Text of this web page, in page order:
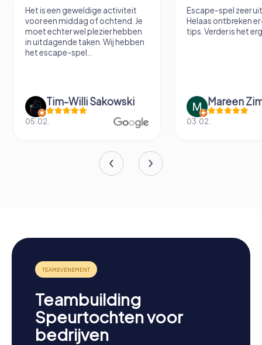
Het is een geweldige activiteit
voor een middag of ochtend. Je
moet echter wel plezier hebben
in uitdagende taken. Wij hebben
het escape-spel...
Tim-Willi Sakowski
05.02.
Escape-spel zeer
Helaas ontbreken er
tips. Verder is het
Mareen
03.02.
Teambuilding
Speurtochten voor
bedrijven